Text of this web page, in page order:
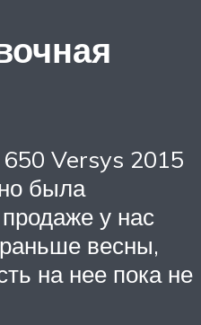
Versys 2015
была
у нас
весны,
на нее пока не